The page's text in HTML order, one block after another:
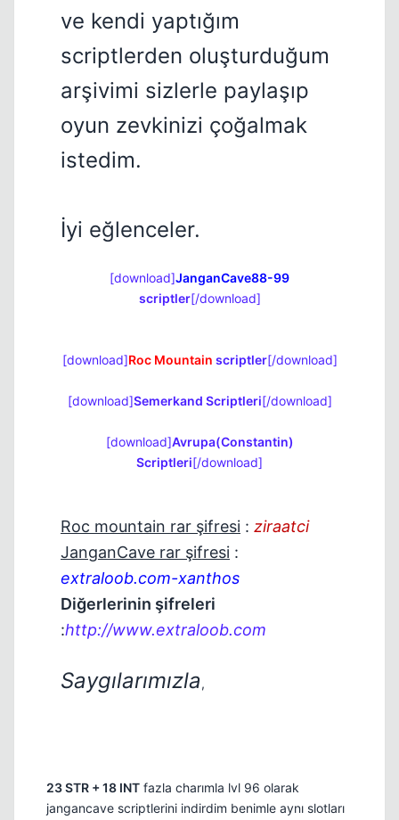
ve kendi yaptığım
scriptlerden oluşturduğum
arşivimi sizlerle paylaşıp
oyun zevkinizi çoğalmak
istedim.
İyi eğlenceler.
[download]JanganCave88-99
scriptler[/download]
[download]Roc Mountain scriptler[/download]
[download]Semerkand Scriptleri[/download]
[download]Avrupa(Constantin)
Scriptleri[/download]
Roc mountain rar şifresi : ziraatci
JanganCave rar şifresi :
extraloob.com-xanthos
Diğerlerinin şifreleri
:http://www.extraloob.com
Saygılarımızla,
23 STR + 18 INT fazla charımla lvl 96 olarak
jangancave scriptlerini indirdim benimle aynı slotları